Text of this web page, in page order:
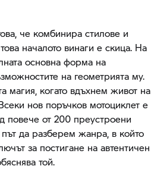
че комбинира стилове и
началото винаги е скица. На
основна форма на
на геометрията му.
магия, когато вдъхнем живот на
нов поръчков мотоциклет е
повече от 200 преустроени
да разберем жанра, в който
за постигане на автентичен
той.